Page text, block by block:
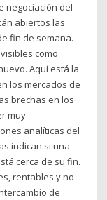
negociación del
abiertos las
fin de semana.
como
Aquí está la
los mercados de
brechas en los
muy
analíticas del
indican si una
cerca de su fin.
rentables y no
de